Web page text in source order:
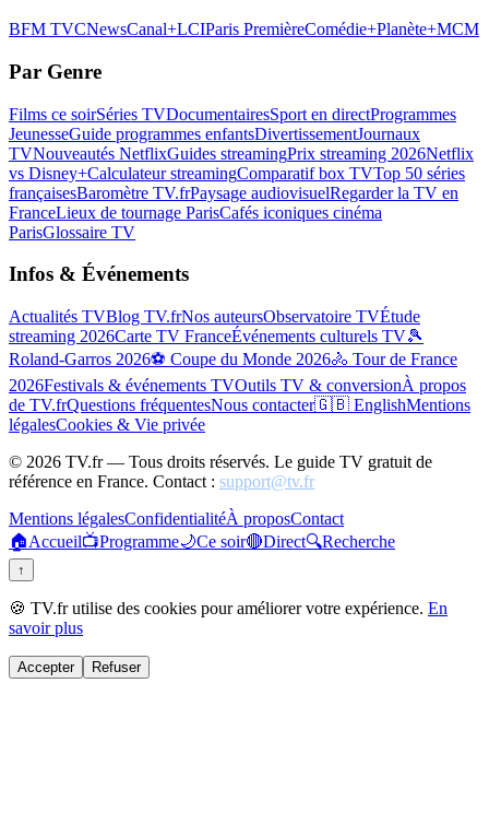
BFM TVCNewsCanal+LCIParis PremièreComédie+Planète+MCM
Par Genre
Films ce soirSéries TVDocumentairesSport en directProgrammes
JeunesseGuide programmes enfantsDivertissementJournaux
TVNouveautés NetflixGuides streamingPrix streaming 2026Netflix
vs Disney+Calculateur streamingComparatif box TVTop 50 séries
françaisesBaromètre TV.frPaysage audiovisuelRegarder la TV en
FranceLieux de tournage ParisCafés iconiques cinéma
ParisGlossaire TV
Infos & Événements
Actualités TVBlog TV.frNos auteursObservatoire TVÉtude
streaming 2026Carte TV FranceÉvénements culturels TV🎾
Roland-Garros 2026⚽ Coupe du Monde 2026🚴 Tour de France
2026Festivals & événements TVOutils TV & conversionÀ propos
de TV.frQuestions fréquentesNous contacter🇬🇧 EnglishMentions
légalesCookies & Vie privée
© 2026 TV.fr — Tous droits réservés. Le guide TV gratuit de
référence en France. Contact : support@tv.fr
Mentions légalesConfidentialitéÀ proposContact
🏠Accueil📺Programme🌙Ce soir🔴Direct🔍Recherche
↑
🍪 TV.fr utilise des cookies pour améliorer votre expérience. En
savoir plus
Accepter Refuser